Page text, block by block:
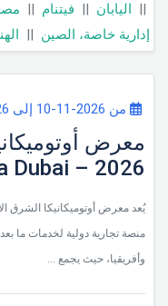
|| اليابان || فيتنام ||
إدارية خاصة، الصين ||
من 2026-11-10 إلى 2026-11-12
معرض
2026 – Automechanika Dubai
منصة تجارية دولية لخدمات ما
وأفريقيا، حيث يجمع ...